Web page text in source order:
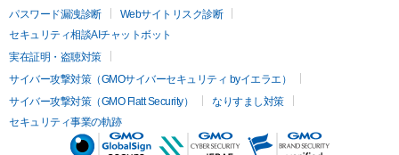
パスワード漏洩診断
Webサイトリスク診断
セキュリティ相談AIチャットボット
実在証明・盗聴対策
サイバー攻撃対策（GMOサイバーセキュリティ byイエラエ）
サイバー攻撃対策（GMO Flatt Security）
なりすまし対策
セキュリティ事業の軌跡